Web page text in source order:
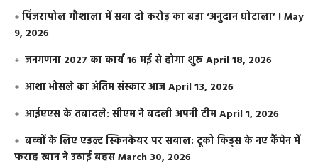
​पिंजरापोल गौशाला में सवा दो करोड़ का बड़ा ‘अनुदान घोटाला’ !May
9, 2026
जनगणना 2027 का कार्य 16 मई से होगा शुरूApril 18, 2026
आशा भोसले का अंतिम संस्कार आजApril 13, 2026
आईएएस के तबादले: सीएम ने बदली अपनी टीमApril 1, 2026
बच्चों के लिए एडल्ट स्किनकेयर पर सवाल: टूको किड्स के नए कैंपेन में
फराह खान ने उठाई बहसMarch 30, 2026